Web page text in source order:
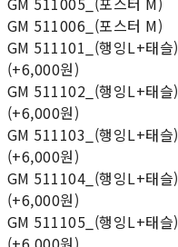
GM 511006_(포스터 M)
GM 511101_(행잉L+태슬)
(+6,000원)
GM 511102_(행잉L+태슬)
(+6,000원)
GM 511103_(행잉L+태슬)
(+6,000원)
GM 511104_(행잉L+태슬)
(+6,000원)
GM 511105_(행잉L+태슬)